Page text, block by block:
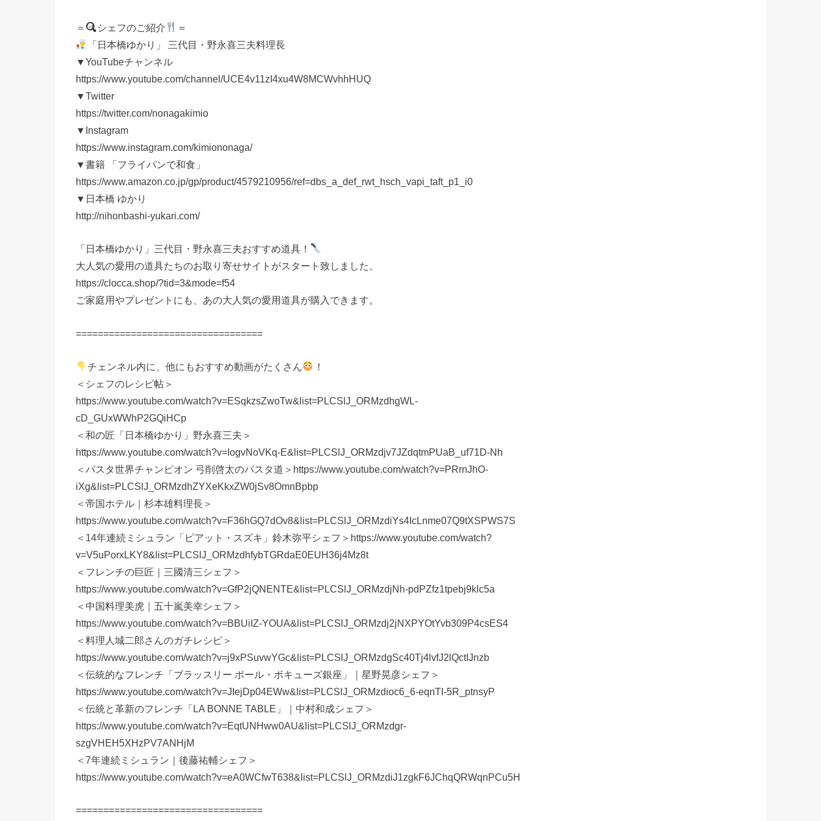
＝ シェフのご紹介
＝
「日本橋ゆかり」 三代目・野永喜三夫料理長
▼YouTubeチャンネル
https://www.youtube.com/channel/UCE4v11zI4xu4W8MCWvhhHUQ
▼Twitter
https://twitter.com/nonagakimio
▼Instagram
https://www.instagram.com/kimiononaga/
▼書籍 「フライパンで和食」
https://www.amazon.co.jp/gp/product/4579210956/ref=dbs_a_def_rwt_hsch_vapi_taft_p1_i0
▼日本橋 ゆかり
http://nihonbashi-yukari.com/
「日本橋ゆかり」三代目・野永喜三夫おすすめ道具！
大人気の愛用の道具たちのお取り寄せサイトがスタート致しました。
https://clocca.shop/?tid=3&mode=f54
ご家庭用やプレゼントにも、あの大人気の愛用道具が購入できます。
==================================
チェンネル内に、他にもおすすめ動画がたくさん
！
＜シェフのレシピ帖＞
https://www.youtube.com/watch?v=ESqkzsZwoTw&list=PLCSlJ_ORMzdhgWL-
cD_GUxWWhP2GQiHCp
＜和の匠「日本橋ゆかり」野永喜三夫＞
https://www.youtube.com/watch?v=IogvNoVKq-E&list=PLCSlJ_ORMzdjv7JZdqtmPUaB_uf71D-Nh
＜パスタ世界チャンピオン 弓削啓太のパスタ道＞https://www.youtube.com/watch?v=PRrnJhO-
iXg&list=PLCSlJ_ORMzdhZYXeKkxZW0jSv8OmnBpbp
＜帝国ホテル｜杉本雄料理長＞
https://www.youtube.com/watch?v=F36hGQ7dOv8&list=PLCSlJ_ORMzdiYs4IcLnme07Q9tXSPWS7S
＜14年連続ミシュラン「ピアット・スズキ」鈴木弥平シェフ＞https://www.youtube.com/watch?
v=V5uPorxLKY8&list=PLCSlJ_ORMzdhfybTGRdaE0EUH36j4Mz8t
＜フレンチの巨匠｜三國清三シェフ＞
https://www.youtube.com/watch?v=GfP2jQNENTE&list=PLCSlJ_ORMzdjNh-pdPZfz1tpebj9klc5a
＜中国料理美虎｜五十嵐美幸シェフ＞
https://www.youtube.com/watch?v=BBUiIZ-YOUA&list=PLCSlJ_ORMzdj2jNXPYOtYvb309P4csES4
＜料理人城二郎さんのガチレシピ＞
https://www.youtube.com/watch?v=j9xPSuvwYGc&list=PLCSlJ_ORMzdgSc40Tj4lvfJ2lQctIJnzb
＜伝統的なフレンチ「ブラッスリー ポール・ボキューズ銀座」｜星野晃彦シェフ＞
https://www.youtube.com/watch?v=JIejDp04EWw&list=PLCSlJ_ORMzdioc6_6-eqnTI-5R_ptnsyP
＜伝統と革新のフレンチ「LA BONNE TABLE」｜中村和成シェフ＞
https://www.youtube.com/watch?v=EqtUNHww0AU&list=PLCSlJ_ORMzdgr-
szgVHEH5XHzPV7ANHjM
＜7年連続ミシュラン｜後藤祐輔シェフ＞
https://www.youtube.com/watch?v=eA0WCfwT638&list=PLCSlJ_ORMzdiJ1zgkF6JChqQRWqnPCu5H
==================================